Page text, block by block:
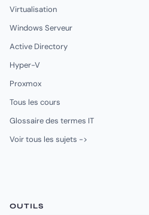
Virtualisation
Windows Serveur
Active Directory
Hyper-V
Proxmox
Tous les cours
Glossaire des termes IT
Voir tous les sujets ->
OUTILS